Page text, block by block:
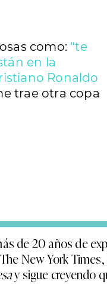
como: “te
en la
Ronaldo
trae otra copa
de 20 años de
New York Times,
y sigue creyendo